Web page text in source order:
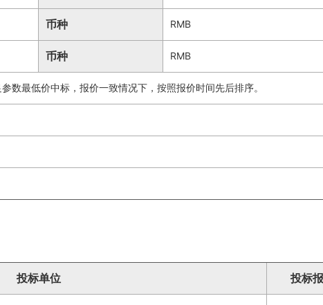
币种 RMB
币种 RMB
数最低价中标，报价一致情况下，按照报价时间先后排序。
投标单位 投标